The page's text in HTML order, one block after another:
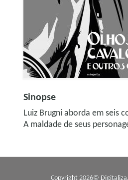
Sinopse
Luiz Brugni aborda em seis
A maldade de seus
Copyright 2026©